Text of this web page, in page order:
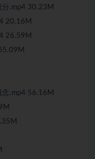
.mp4 30.23M
20.16M
26.59M
念.mp4 56.16M